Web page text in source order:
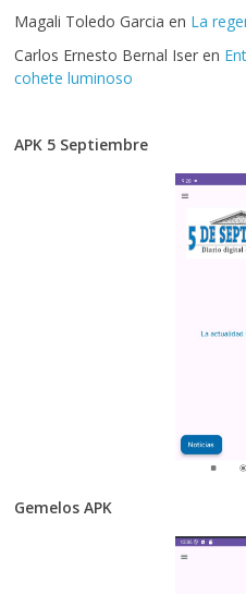
Magali Toledo Garcia en La
Carlos Ernesto Bernal Iser en
cohete luminoso
APK 5 Septiembre
Gemelos APK